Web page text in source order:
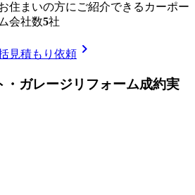
住まいの方にご紹介できる カーポー
会社数5社
見積もり依頼 chevron_right
・ガレージリフォーム成約実